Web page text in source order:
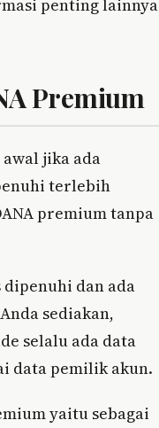
penting lainnya
Premium
jika ada
terlebih
premium tanpa
dan ada
sediakan,
selalu ada data
data pemilik akun.
yaitu sebagai